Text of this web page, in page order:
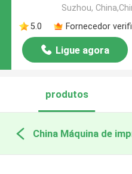
Suzhou,
5.0
Fornecedor
Ligue agora
produtos